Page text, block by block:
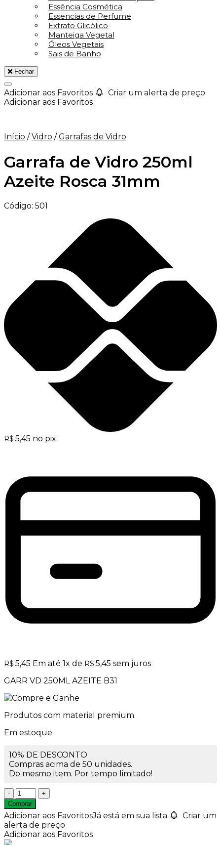
Essência Cosmética
Essencias de Perfume
Extrato Glicólico
Manteiga Vegetal
Óleos Vegetais
Sais de Banho
Fechar
Adicionar aos Favoritos
Criar um alerta de preço
Adicionar aos Favoritos
Início / Vidro / Garrafas de Vidro
Garrafa de Vidro 250ml
Azeite Rosca 31mm
Código: 501
R$ 5,45 no pix
R$ 5,45 Em até 1x de R$ 5,45 sem juros
GARR VD 250ML AZEITE B31
Produtos com material premium.
Em estoque
10% DE DESCONTO
Compras acima de 50 unidades.
Do mesmo item. Por tempo limitado!
Garrafa
de
Vidro
250ml
Azeite
Rosca
Comprar
Adicionar aos FavoritosJá está em sua lista
Criar um
alerta de preço
Adicionar aos Favoritos